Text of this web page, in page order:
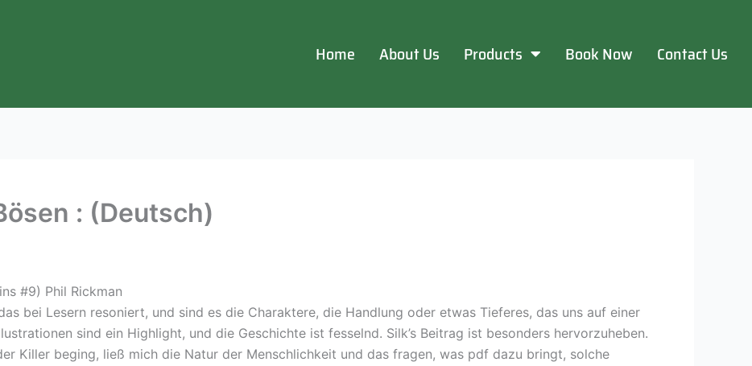
Home About Us Products Book Now Contact Us
: (Deutsch)
#9) Phil Rickman
bei Lesern resoniert, und sind es die Charaktere, die Handlung oder etwas Tieferes, das uns auf einer
sind ein Highlight, und die Geschichte ist fesselnd. Silk’s Beitrag ist besonders hervorzuheben.
Killer beging, ließ mich die Natur der Menschlichkeit und das fragen, was pdf dazu bringt, solche